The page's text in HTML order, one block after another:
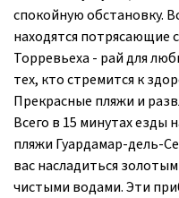
спокойную обстановку.
находятся потрясающие
Торревьеха - рай для
тех, кто стремится к
Прекрасные пляжи и
Всего в 15 минутах езды
пляжи Гуардамар-дель-
вас насладиться
чистыми водами. Эти